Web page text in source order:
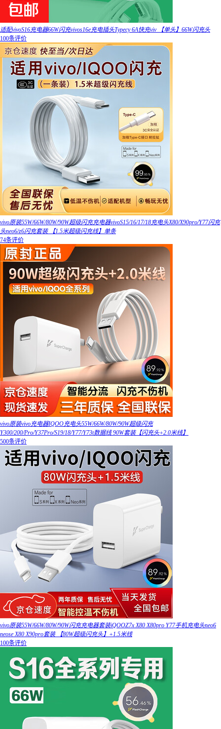
适配vivoS16充电器66W闪充vivos16e充电插头Typecy 6A快充viv 【单头】66W闪充头
100条评价
vivo原装55W/66W/80W/90W超级闪充充电器vivoS15/16/17/18充电头X80/X90pro/Y77闪充
头neo6/z6闪充套装 【1.5米超级闪充线】单条
74条评价
vivo原装vivo充电器IQOO充电头55W/66W/80W/90W超级闪充
Y300/200/Pro/Y37Pro/S19/18/Y77/Y73t数据线 90W套装【闪充头+2.0米线】
500条评价
vivo原装55W/66W/80W/90W闪充充电器套装iQOOZ7x X80 X80pro Y77手机充电头neo6
neose X80 X90pro套装 【80W超级闪充头】+1.5米线
100条评价